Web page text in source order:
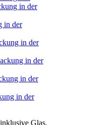
in der
in der
in der
in der
in der
in der
Glas.